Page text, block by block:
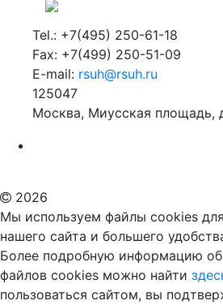
Tel.: +7(495) 250-61-18
Fax: +7(499) 250-51-09
E-mail: rsuh@rsuh.ru
125047
Москва, Миусская площадь,
2026
Мы используем файлы cookies
нашего сайта и большего
Более подробную информацию об
файлов cookies можно найти
пользоваться сайтом, вы